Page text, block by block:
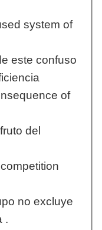
system of
este confuso
of
del
no excluye
.